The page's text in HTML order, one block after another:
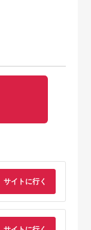
サイトに行く